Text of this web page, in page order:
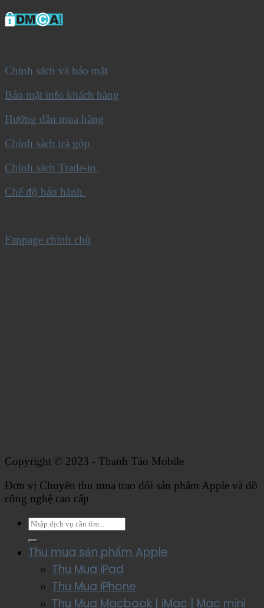
Chính sách và bảo mật
Bảo mật info khách hàng
Hướng dẫn mua hàng
Chính sách trả góp
Chính sách Trade-in
Chế độ bảo hành
Fanpage chính chủ
Copyright © 2023 - Thanh Táo Mobile
Đơn vị Chuyên thu mua trao đổi sản phẩm Apple và đồ
công nghệ cao cấp
Thu mua sản phẩm Apple
Thu Mua iPad
Thu Mua iPhone
Thu Mua Macbook | iMac | Mac mini